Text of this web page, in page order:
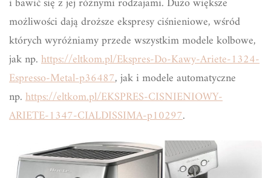
możliwości dają droższe ekspresy ciśnieniowe, wśród
których wyróżniamy przede wszystkim modele kolbowe,
jak np.https://eltkom.pl/Ekspres-Do-Kawy-Ariete-1324-
Espresso-Metal-p36487, jak i modele automatyczne
np.https://eltkom.pl/EKSPRES-CISNIENIOWY-
ARIETE-1347-CIALDISSIMA-p10297.